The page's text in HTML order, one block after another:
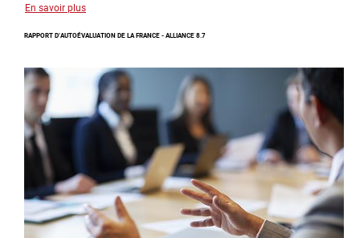
En savoir plus
d’une
colombienne
risque
de
RAPPORT D’AUTOÉVALUATION DE LA FRANCE - ALLIANCE 8.7